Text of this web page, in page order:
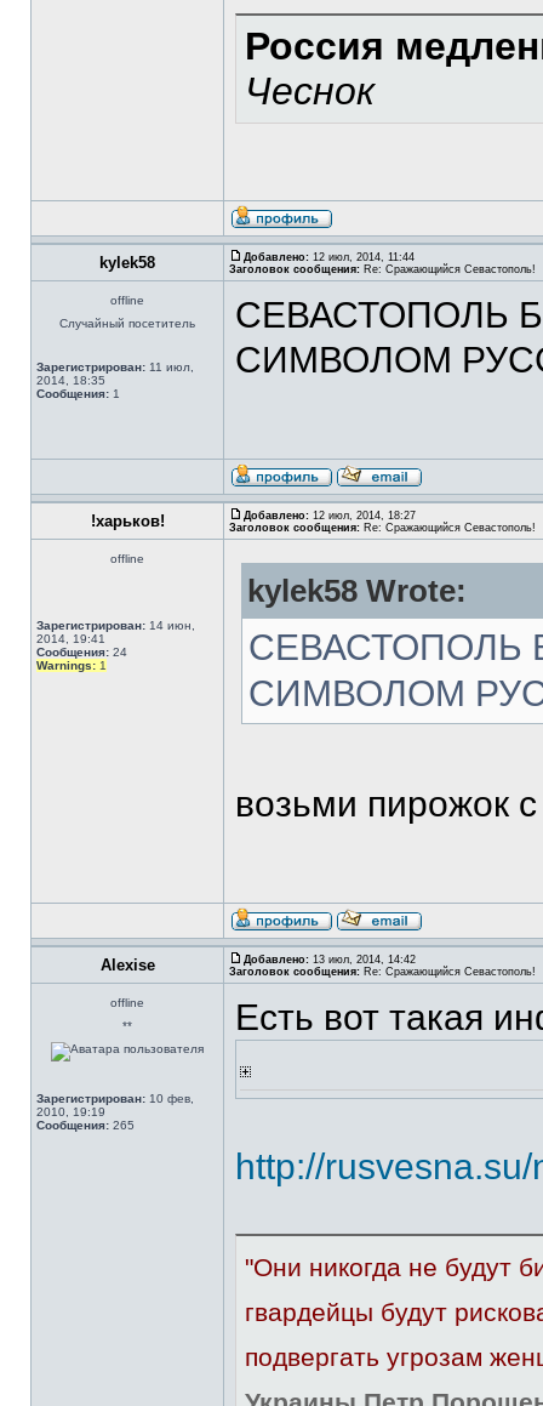
Россия
Чеснок
kylek58 Добавлено: 12 июл, 2014, 11:44
Заголовок сообщения: Re: Сражающийся Севастополь!
offline
Случайный посетитель
Зарегистрирован: 11 июл,
2014, 18:35
Сообщения: 1
СЕВАСТОПОЛЬ
СИМВОЛОМ
!харьков! Добавлено: 12 июл, 2014, 18:27
Заголовок сообщения: Re: Сражающийся Севастополь!
offline
Зарегистрирован: 14 июн,
2014, 19:41
Сообщения: 24
Warnings: 1
kylek58 Wrote:
СЕВАСТОПОЛЬ
СИМВОЛОМ
возьми пирожок
Alexise Добавлено: 13 июл, 2014, 14:42
Заголовок сообщения: Re: Сражающийся Севастополь!
offline
**
Зарегистрирован: 10 фев,
2010, 19:19
Сообщения: 265
Есть вот такая
http://
"Они никогда не будут
гвардейцы будут
подвергать угрозам